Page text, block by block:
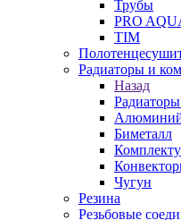
Трубы
PRO
TIM
Радиаторы и
Назад
Биметалл
Чугун
Резина
Резьбовые